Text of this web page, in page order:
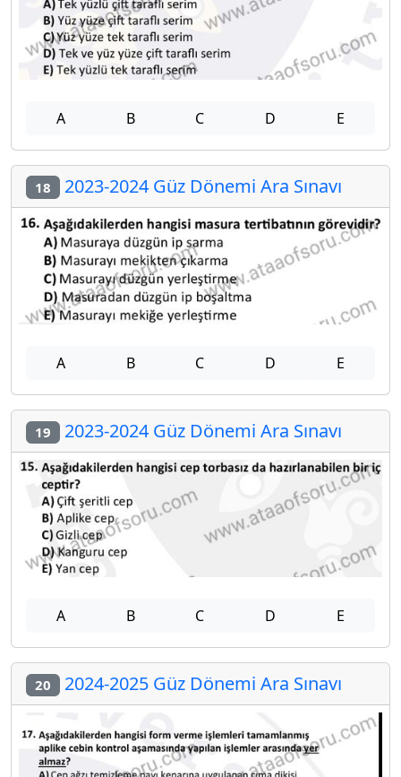
A B C D E
18 2023-2024 Güz Dönemi Ara Sınavı
A B C D E
19 2023-2024 Güz Dönemi Ara Sınavı
A B C D E
20 2024-2025 Güz Dönemi Ara Sınavı